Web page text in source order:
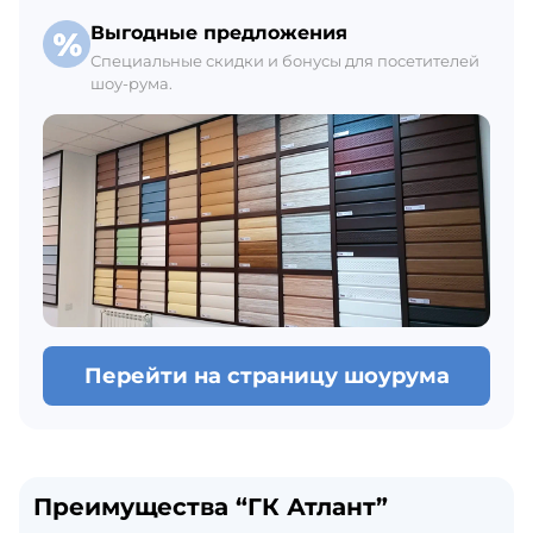
Выгодные предложения
Специальные скидки и бонусы для посетителей
шоу-рума.
Перейти на страницу шоурума
Преимущества “ГК Атлант”